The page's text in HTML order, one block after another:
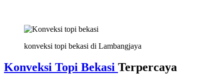
konveksi topi bekasi di Lambangjaya
Konveksi Topi Bekasi Terpercaya